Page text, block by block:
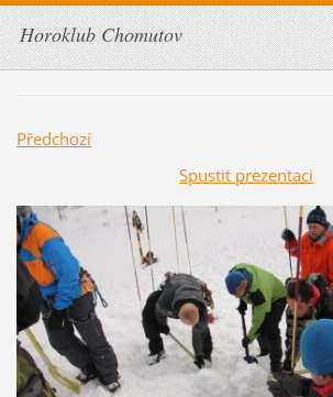
Horoklub Chomutov
Předchozí
Spustit prezentaci